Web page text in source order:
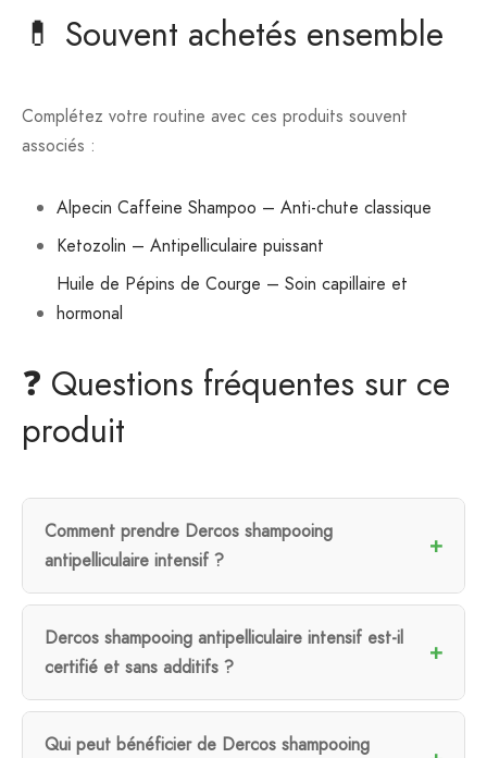
💊 Souvent achetés ensemble
Complétez votre routine avec ces produits souvent
associés :
Alpecin Caffeine Shampoo – Anti-chute classique
Ketozolin – Antipelliculaire puissant
Huile de Pépins de Courge – Soin capillaire et
hormonal
❓ Questions fréquentes sur ce
produit
Comment prendre Dercos shampooing
antipelliculaire intensif ?
Dercos shampooing antipelliculaire intensif est-il
certifié et sans additifs ?
Qui peut bénéficier de Dercos shampooing